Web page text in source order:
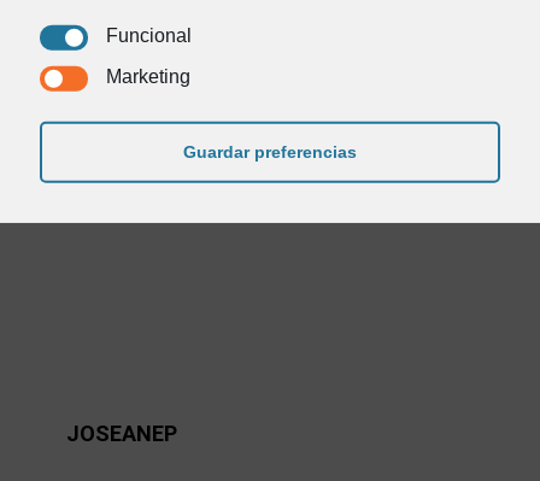
Funcional
Marketing
Guardar preferencias
Inicio Quienes somos
acordo@acordo.es
JOSEANEP